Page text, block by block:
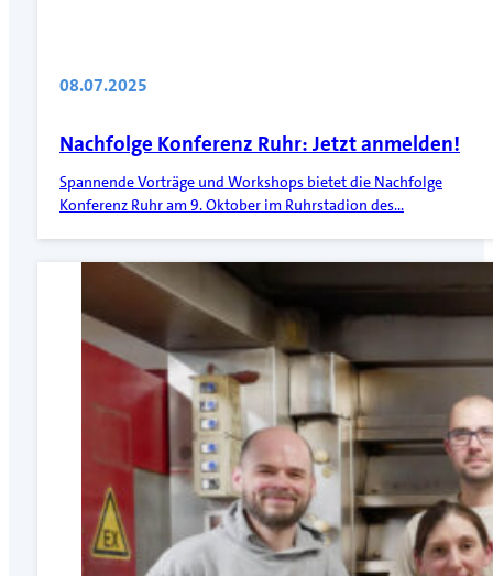
08.07.2025
Nachfolge Konferenz Ruhr: Jetzt anmelden!
Spannende Vorträge und Workshops bietet die Nachfolge
Konferenz Ruhr am 9. Oktober im Ruhrstadion des…